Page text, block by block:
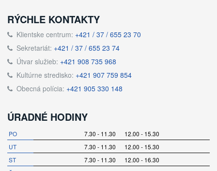
RÝCHLE KONTAKTY
Klientske centrum: +421 / 37 / 655 23 70
Sekretariát: +421 / 37 / 655 23 74
Útvar služieb: +421 908 735 968
Kultúrne stredisko: +421 907 759 854
Obecná polícia: +421 905 330 148
ÚRADNÉ HODINY
PO
7.30 - 11.30 12.00 - 15.30
UT
7.30 - 11.30 12.00 - 15.30
ST
7.30 - 11.30 12.00 - 16.30